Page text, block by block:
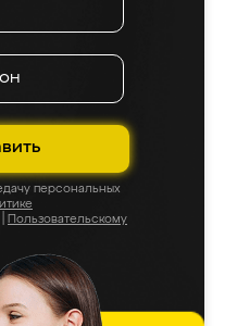
персональных
Пользовательскому